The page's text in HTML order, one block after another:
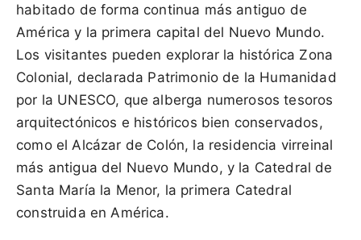
habitado de forma continua más antiguo de
América y la primera capital del Nuevo Mundo.
Los visitantes pueden explorar la histórica Zona
Colonial, declarada Patrimonio de la Humanidad
por la UNESCO, que alberga numerosos tesoros
arquitectónicos e históricos bien conservados,
como el Alcázar de Colón, la residencia virreinal
más antigua del Nuevo Mundo, y la Catedral de
Santa María la Menor, la primera Catedral
construida en América.